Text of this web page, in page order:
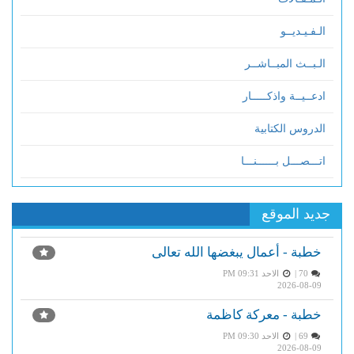
الـفـيـديــو
الـبــث المبــاشــر
ادعــيــة واذكـــــار
الدروس الكتابية
اتـــصـــل بــــــنـــا
جديد الموقع
خطبة - أعمال يبغضها الله تعالى
الاحد PM 09:31
2026-08-09
خطبة - معركة كاظمة
الاحد PM 09:30
2026-08-09